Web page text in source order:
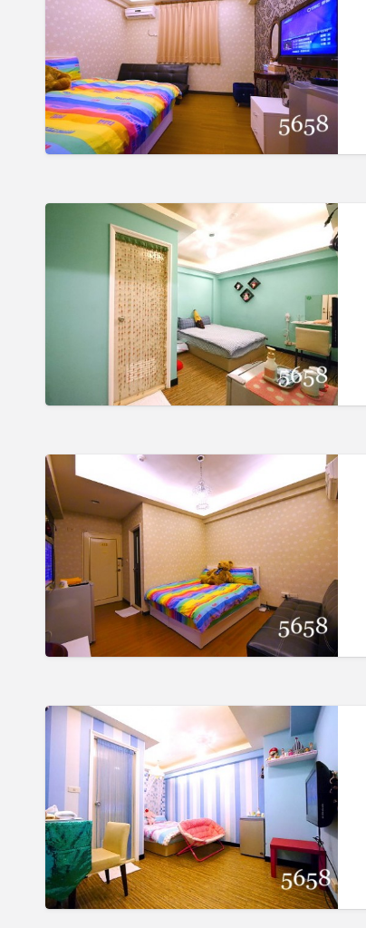
算
~
繽
紛
房
間
幻
~
騎
乘
機
車
追
間
漲
價
唷
♥
揪
咪…
加
加
好
划
算
~
繽
紛
間
幻
哈
妮
熊
小
屋
(Honey
Bear
暑
加
不
加
價
~
騎
乘
機
追
~
式
好
夢
幻
彩
暑
住
宿
不
漲
價
唷
揪
咪…
加
人
價
~
機
車
趴
逢
甲。
哈
妮
熊
小
(Honey
Bear
暑
不
漲
價
♥
加
逢
老
屋
(Rainbow-
Stay)
暑